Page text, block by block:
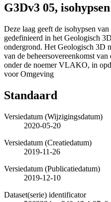
G3Dv3 05,
Deze laag geeft de isohypsen
gedefinieerd in het Geologisch
ondergrond. Het Geologisch 3D
van de beheersovereenkomst
onder de noemer VLAKO, in
voor Omgeving
Standaard
Versiedatum (Wijzigingsdatum)
2020-05-20
Versiedatum (Creatiedatum)
2019-11-26
Versiedatum (Publicatiedatum)
2019-12-10
Dataset(serie) identificator